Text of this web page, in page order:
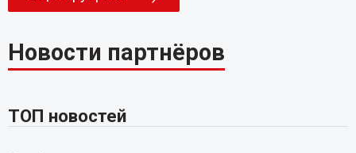
Новости партнёров
ТОП новостей